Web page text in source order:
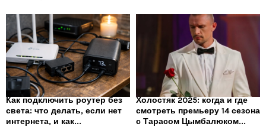
Как подключить роутер без
света: что делать, если нет
интернета, и как...
Холостяк 2025: когда и где
смотреть премьеру 14 сезона
с Тарасом Цымбалюком...